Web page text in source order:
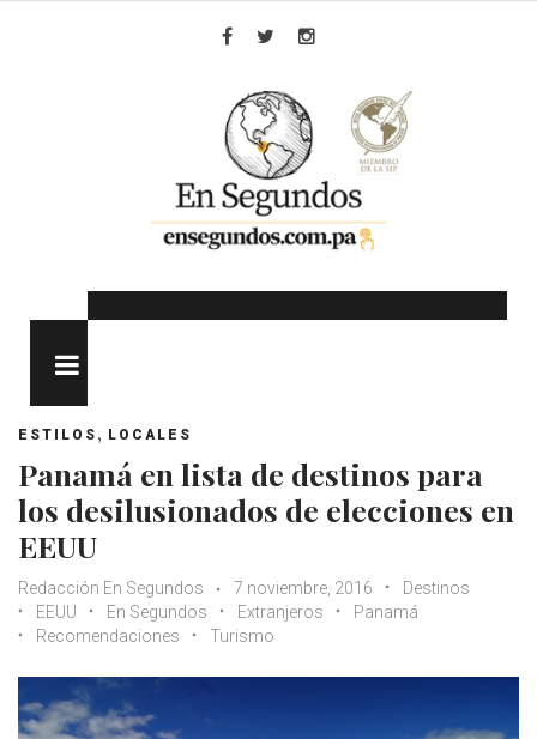
ESTILOS , LOCALES
Panamá en lista de destinos para
los desilusionados de elecciones en
EEUU
Redacción En Segundos 7 noviembre, 2016
Destinos
EEUU
En Segundos Extranjeros
Panamá
Recomendaciones
Turismo